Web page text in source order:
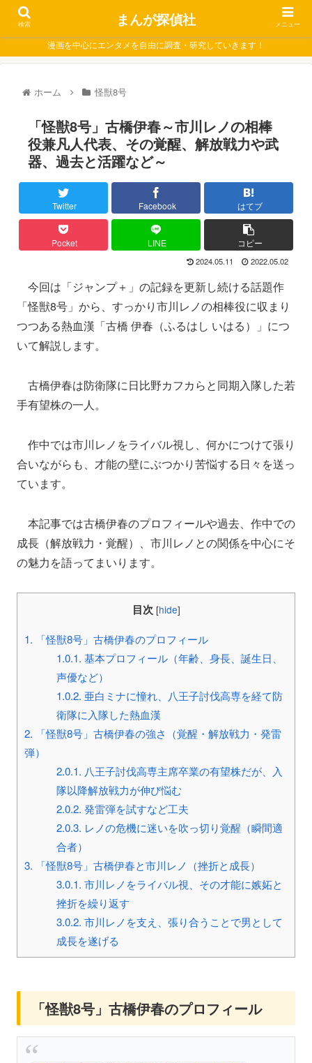
漫画を中心にエンタメを自由に調査・研究していきます！
ホーム 怪獣8号
「怪獣8号」古橋伊春～市川レノの相棒
役兼凡人代表、その覚醒、解放戦力や武
器、過去と活躍など～
Twitter Facebook はてブ
Pocket LINE コピー
2024.05.11 2022.05.02
今回は「ジャンプ＋」の記録を更新し続ける話題作
「怪獣8号」から、すっかり市川レノの相棒役に収まり
つつある熱血漢「古橋 伊春（ふるはし いはる）」につ
いて解説します。
古橋伊春は防衛隊に日比野カフカらと同期入隊した若
手有望株の一人。
作中では市川レノをライバル視し、何かにつけて張り
合いながらも、才能の壁にぶつかり苦悩する日々を送っ
ています。
本記事では古橋伊春のプロフィールや過去、作中での
成長（解放戦力・覚醒）、市川レノとの関係を中心にそ
の魅力を語ってまいります。
目次 [hide]
1. 「怪獣8号」古橋伊春のプロフィール
1.0.1. 基本プロフィール（年齢、身長、誕生日、
声優など）
1.0.2. 亜白ミナに憧れ、八王子討伐高専を経て防
衛隊に入隊した熱血漢
2. 「怪獣8号」古橋伊春の強さ（覚醒・解放戦力・発雷
弾）
2.0.1. 八王子討伐高専主席卒業の有望株だが、入
隊以降解放戦力が伸び悩む
2.0.2. 発雷弾を試すなど工夫
2.0.3. レノの危機に迷いを吹っ切り覚醒（瞬間適
合者）
3. 「怪獣8号」古橋伊春と市川レノ（挫折と成長）
3.0.1. 市川レノをライバル視、その才能に嫉妬と
挫折を繰り返す
3.0.2. 市川レノを支え、張り合うことで男として
成長を遂げる
「怪獣8号」古橋伊春のプロフィール
検索 まんが探偵社 メニュー